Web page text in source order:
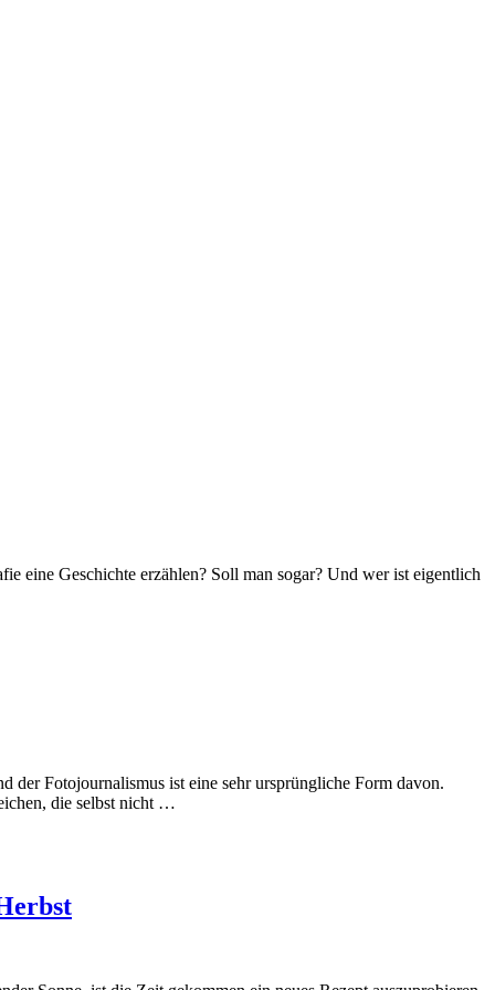
eine Geschichte erzählen? Soll man sogar? Und wer ist eigentlich
der Fotojournalismus ist eine sehr ursprüngliche Form davon.
die selbst nicht …